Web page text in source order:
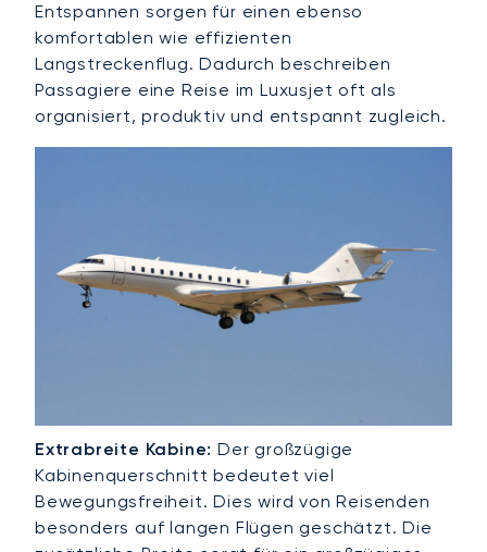
Entspannen sorgen für einen ebenso
komfortablen wie effizienten
Langstreckenflug. Dadurch beschreiben
Passagiere eine Reise im Luxusjet oft als
organisiert, produktiv und entspannt zugleich.
Extrabreite Kabine: Der großzügige
Kabinenquerschnitt bedeutet viel
Bewegungsfreiheit. Dies wird von Reisenden
besonders auf langen Flügen geschätzt. Die